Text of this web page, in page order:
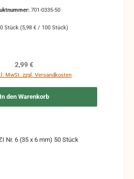
701-0335-50
Stück (5,98 € / 100 Stück)
Regulärer Preis:
2,99 €
MwSt. zzgl. Versandkosten
In den Warenkorb